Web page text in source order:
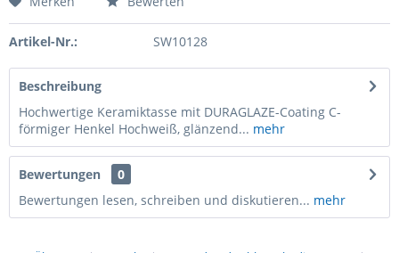
Artikel-Nr.: SW10128
Beschreibung
Hochwertige Keramiktasse mit DURAGLAZE-Coating C-
förmiger Henkel Hochweiß, glänzend... mehr
Bewertungen
0
Bewertungen lesen, schreiben und diskutieren... mehr